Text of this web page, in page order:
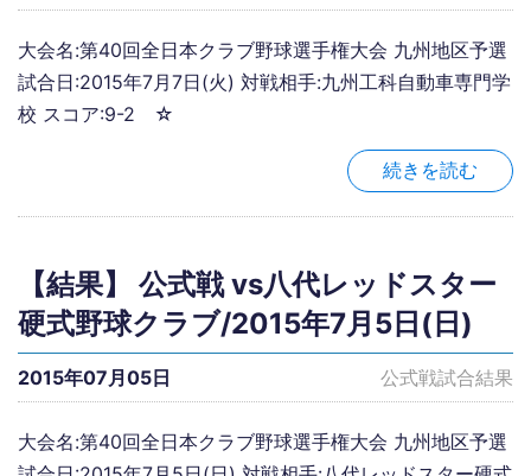
大会名:第40回全日本クラブ野球選手権大会 九州地区予選
試合日:2015年7月7日(火) 対戦相手:九州工科自動車専門学
校 スコア:9-2 ☆
続きを読む
【結果】 公式戦 vs八代レッドスター
硬式野球クラブ/2015年7月5日(日)
2015年07月05日 公式戦試合結果
大会名:第40回全日本クラブ野球選手権大会 九州地区予選